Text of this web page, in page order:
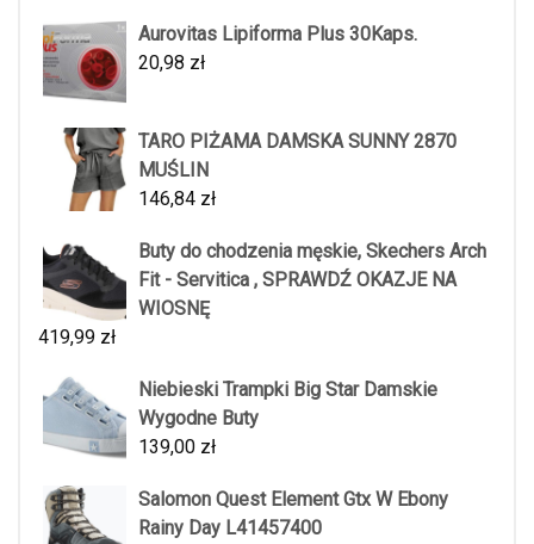
Aurovitas Lipiforma Plus 30Kaps.
20,98 zł
TARO PIŻAMA DAMSKA SUNNY 2870
MUŚLIN
146,84 zł
Buty do chodzenia męskie, Skechers Arch
Fit - Servitica , SPRAWDŹ OKAZJE NA
WIOSNĘ
419,99 zł
Niebieski Trampki Big Star Damskie
Wygodne Buty
139,00 zł
Salomon Quest Element Gtx W Ebony
Rainy Day L41457400